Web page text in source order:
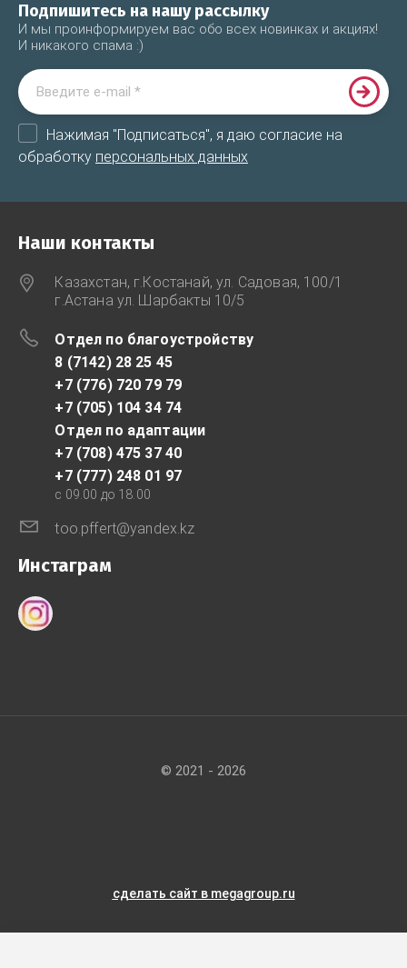
Подпишитесь на нашу рассылку
И мы проинформируем вас обо всех новинках и акциях!
И никакого спама :)
Нажимая "Подписаться", я даю согласие на
обработку персональных данных
Наши контакты
Казахстан, г.Костанай, ул. Садовая, 100/1
г.Астана ул. Шарбакты 10/5
Отдел по благоустройству
8 (7142) 28 25 45
+7 (776) 720 79 79
+7 (705) 104 34 74
Отдел по адаптации
+7 (708) 475 37 40
+7 (777) 248 01 97
с 09.00 до 18.00
too.pffert@yandex.kz
Инстаграм
© 2021 - 2026
сделать сайт в megagroup.ru